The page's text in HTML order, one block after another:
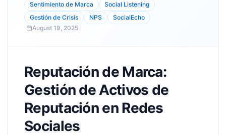
Sentimiento de Marca
Social Listening
Gestión de Crisis
NPS
SocialEcho
August 19, 2025
Reputación de Marca:
Gestión de Activos de
Reputación en Redes
Sociales